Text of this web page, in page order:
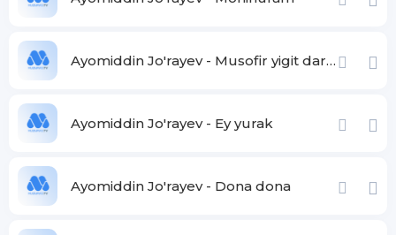
Ayomiddin Jo'rayev - Musofir yigit dardi
Ayomiddin Jo'rayev - Ey yurak
Ayomiddin Jo'rayev - Dona dona